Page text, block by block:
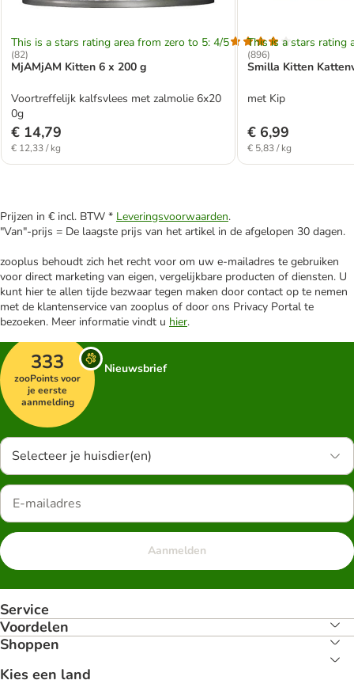
This is a stars rating area from zero to 5: 4/5
(82)
MjAMjAM Kitten 6 x 200 g
Voortreffelijk kalfsvlees met zalmolie 6x20
0g
€ 14,79
€ 12,33 / kg
This is a stars rating
(896)
Smilla Kitten
met Kip
€ 6,99
€ 5,83 / kg
Prijzen in € incl. BTW * Leveringsvoorwaarden.
"Van"-prijs = De laagste prijs van het artikel in de afgelopen 30 dagen.
zooplus behoudt zich het recht voor om uw e-mailadres te gebruiken
voor direct marketing van eigen, vergelijkbare producten of diensten. U
kunt hier te allen tijde bezwaar tegen maken door contact op te nemen
met de klantenservice van zooplus of door ons Privacy Portal te
bezoeken. Meer informatie vindt u hier.
333
zooPoints voor
je eerste
aanmelding
Nieuwsbrief
Selecteer je huisdier(en)
Aanmelden
Service
Voordelen
Shoppen
Kies een land